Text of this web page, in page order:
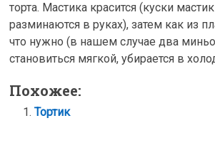
торта. Мастика красится (куски
разминаются в руках), затем как из
что нужно (в нашем случае два
становиться мягкой, убирается в
Похожее:
Тортик